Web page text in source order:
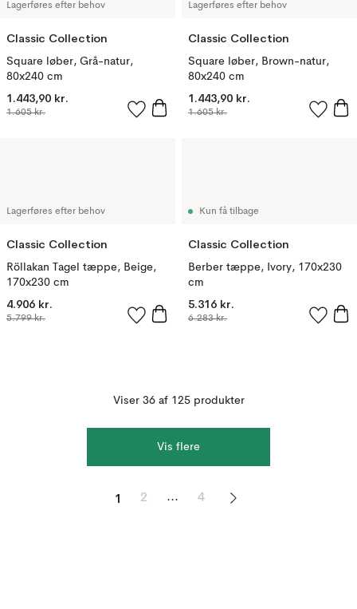
Lagerføres efter behov
Classic Collection
Square løber, Grå-natur,
80x240 cm
1.443,90 kr.
1.605 kr.
Lagerføres efter behov
Classic Collection
Square løber, Brown-natur,
80x240 cm
1.443,90 kr.
1.605 kr.
Lagerføres efter behov
Classic Collection
Röllakan Tagel tæppe, Beige,
170x230 cm
4.906 kr.
5.799 kr.
Kun få tilbage
Classic Collection
Berber tæppe, Ivory, 170x230
cm
5.316 kr.
6.283 kr.
Viser 36 af 125 produkter
Vis flere
1 2 ... 4